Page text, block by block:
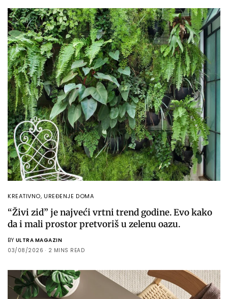
KREATIVNO,UREĐENJE DOMA
“Živi zid” je najveći vrtni trend godine. Evo kako
da i mali prostor pretvoriš u zelenu oazu.
BY ULTRA MAGAZIN
03/08/2026
2 MINS READ